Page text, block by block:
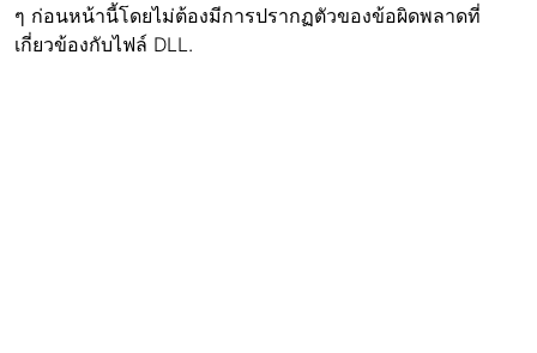
ๆ ก่อนหน้านี้โดยไม่ต้องมีการปรากฏตัวของข้อผิดพลาดที่
เกี่ยวข้องกับไฟล์ DLL.